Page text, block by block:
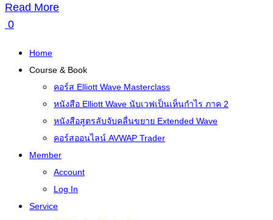
Read More
0
Home
Course & Book
คอร์ส Elliott Wave Masterclass
หนังสือ Elliott Wave นับเวฟเป็นเห็นกำไร ภาค 2
หนังสือสูตรลับจับคลื่นขยาย Extended Wave
คอร์สออนไลน์ AVWAP Trader
Member
Account
Log In
Service